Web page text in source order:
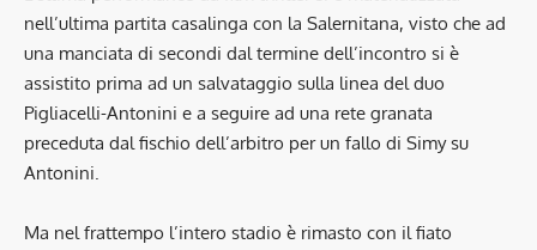
nell’ultima partita casalinga con la Salernitana, visto che ad
una manciata di secondi dal termine dell’incontro si è
assistito prima ad un salvataggio sulla linea del duo
Pigliacelli-Antonini e a seguire ad una rete granata
preceduta dal fischio dell’arbitro per un fallo di Simy su
Antonini.
Ma nel frattempo l’intero stadio è rimasto con il fiato